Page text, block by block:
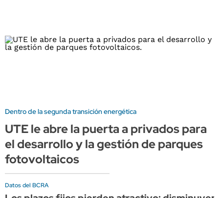
Dentro de la segunda transición energética
UTE le abre la puerta a privados para
el desarrollo y la gestión de parques
fotovoltaicos
Datos del BCRA